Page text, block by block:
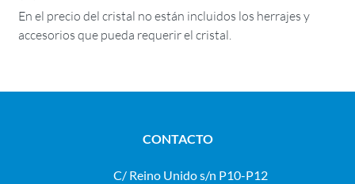
En el precio del cristal no están incluidos los herrajes y
accesorios que pueda requerir el cristal.
CONTACTO
C/ Reino Unido s/n P10-P12